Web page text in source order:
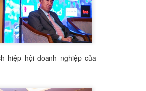
hiệp hội doanh nghiệp của